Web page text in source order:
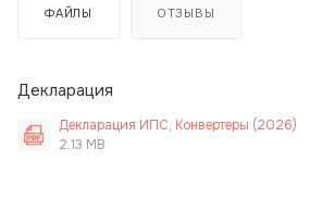
ФАЙЛЫ ОТЗЫВЫ
Декларация
Декларация ИПС, Конвертеры (2026)
2.13 MB